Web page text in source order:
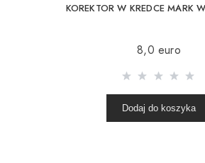
KOREKTOR W KREDCE MARK
8,0 euro
Dodaj do koszyka